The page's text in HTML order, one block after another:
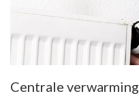
Centrale verwarming